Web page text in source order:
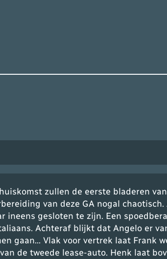
zullen de eerste bladeren
van deze GA nogal
gesloten te zijn. Een
Achteraf blijkt dat Angelo er
gaan… Vlak voor vertrek laat Frank
de tweede lease-auto. Henk laat